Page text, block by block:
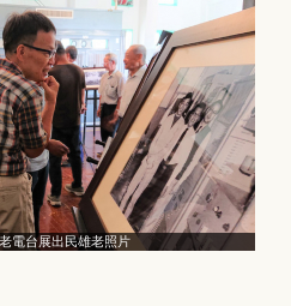
電台展出民雄老照片